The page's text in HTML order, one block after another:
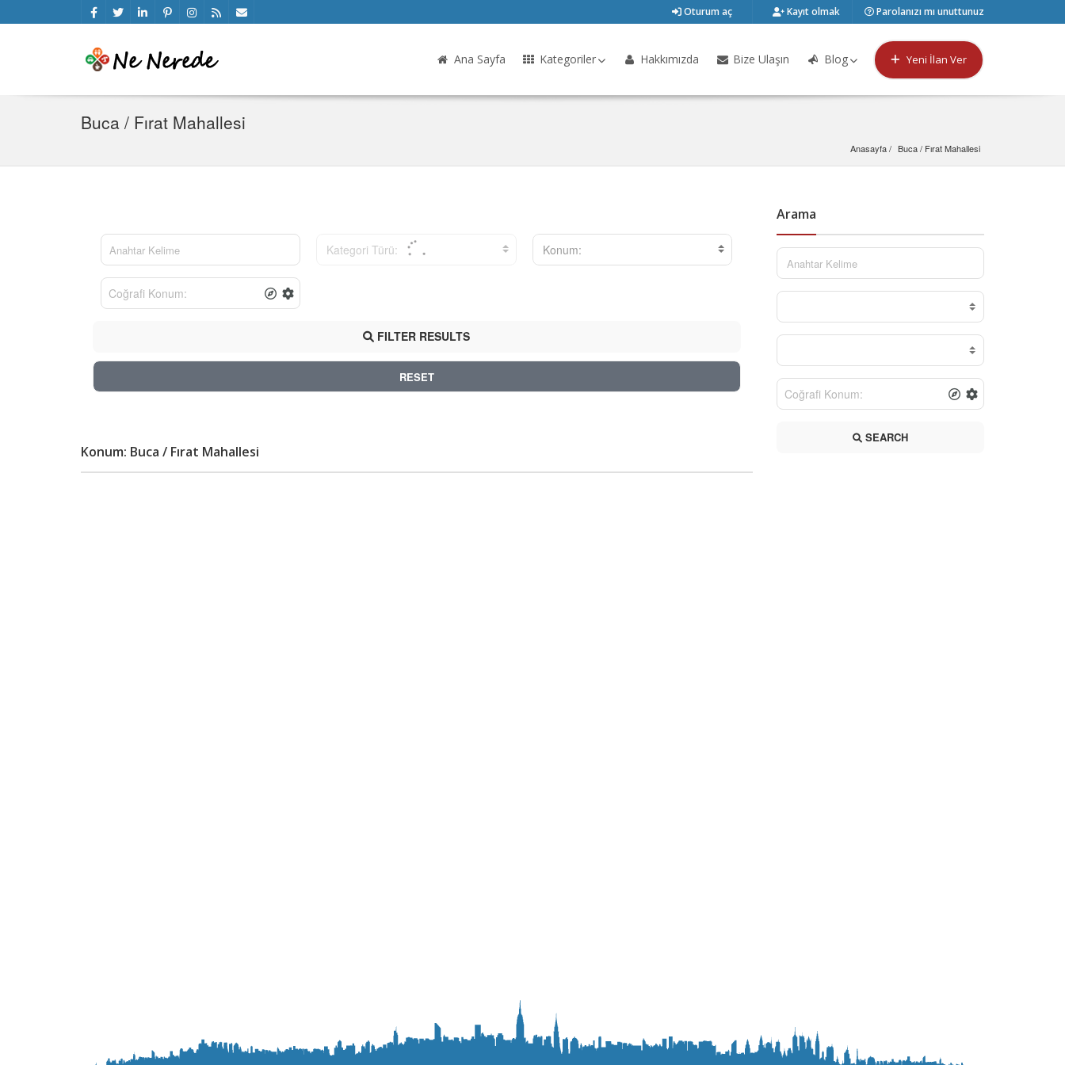
Oturum aç Kayıt olmak Parolanızı mı unuttunuz
Ana Sayfa Kategoriler Hakkımızda Bize Ulaşın Blog Yeni İlan Ver
Buca / Fırat Mahallesi
Anasayfa Buca / Fırat Mahallesi
Kategori Türü: Konum:
FILTER RESULTS
RESET
Konum: Buca / Fırat Mahallesi
Arama
SEARCH